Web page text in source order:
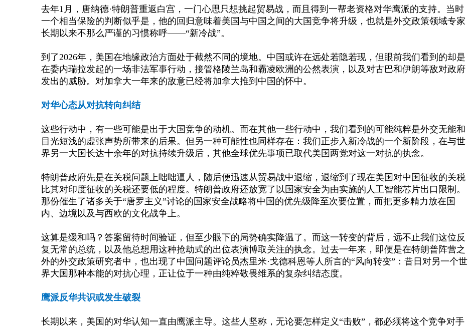
去年1月，唐纳德·特朗普重返白宫，一门心思只想挑起贸易战，而且得到一帮老资格对华鹰派的支持。当时
一个相当保险的判断似乎是，他的回归意味着美国与中国之间的大国竞争将升级，也就是外交政策领域专家
长期以来不那么严谨的习惯称呼——“新冷战”。
到了2026年，美国在地缘政治方面处于截然不同的境地。中国或许在远处若隐若现，但眼前我们看到的却是
在委内瑞拉发起的一场非法军事行动，接管格陵兰岛和霸凌欧洲的公然表演，以及对古巴和伊朗等敌对政府
发出的威胁。对加拿大一年来的敌意已经将加拿大推到中国的怀中。
对华心态从对抗转向纠结
这些行动中，有一些可能是出于大国竞争的动机。而在其他一些行动中，我们看到的可能纯粹是外交无能和
目光短浅的虚张声势所带来的后果。但另一种可能性也同样存在：我们正步入新冷战的一个新阶段，在与世
界另一大国长达十余年的对抗持续升级后，其他全球优先事项已取代美国两党对这一对抗的执念。
特朗普政府先是在关税问题上咄咄逼人，随后便迅速从贸易战中退缩，退缩到了现在美国对中国征收的关税
比其对印度征收的关税还要低的程度。特朗普政府还放宽了以国家安全为由实施的人工智能芯片出口限制。
那份催生了诸多关于“唐罗主义”讨论的国家安全战略将中国的优先级降至次要位置，而把更多精力放在国
内、边境以及与西欧的文化战争上。
这算是缓和吗？答案留待时间验证，但至少眼下的局势确实降温了。而这一转变的背后，远不止我们这位反
复无常的总统，以及他总想用这种抢劫式的出位表演博取关注的执念。过去一年来，即便是在特朗普阵营之
外的外交政策研究者中，也出现了中国问题评论员杰里米·戈德科恩等人所言的“风向转变”：昔日对另一个世
界大国那种本能的对抗心理，正让位于一种由纯粹敬畏维系的复杂纠结态度。
鹰派反华共识或发生破裂
长期以来，美国的对华认知一直由鹰派主导。这些人坚称，无论要怎样定义“击败”，都必须将这个竞争对手